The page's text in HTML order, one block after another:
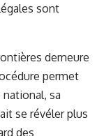
sont
demeure
permet
sa
se révéler plus
des